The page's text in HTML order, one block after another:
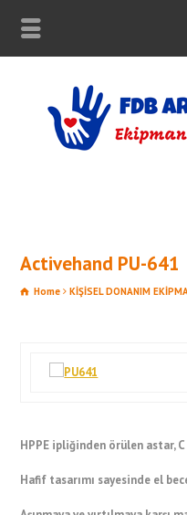
Activehand PU-641
Home KİŞİSEL DONANIM
HPPE ipliğinden örülen astar,
Hafif tasarımı sayesinde el